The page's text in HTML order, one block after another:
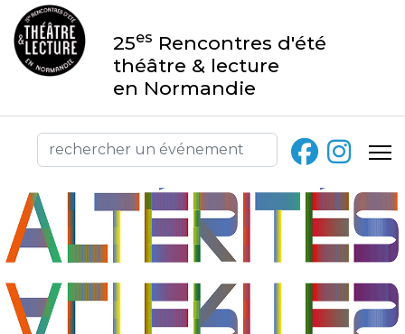
25es Rencontres d'été
théâtre & lecture
en Normandie